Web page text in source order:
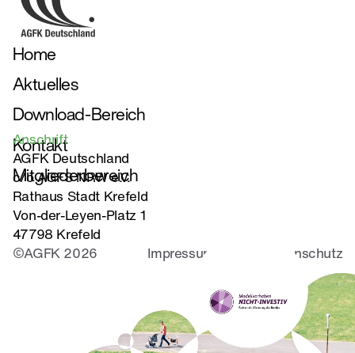
systematisch gefördert werden kann.
Home
Aktuelles
Download-Bereich
Kontakt
Mitgliederbereich
Anschrift
AGFK Deutschland
c/o AGFS NRW e.V.
Rathaus Stadt Krefeld
Von-der-Leyen-Platz 1
47798 Krefeld
©AGFK 2026
Impressum Datenschutz